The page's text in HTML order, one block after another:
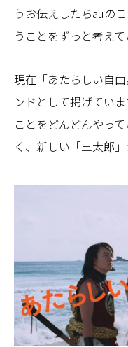
うお伝えしたらauの
うことをずっと考えて
現在「あたらしい自
ンドとして掲げてい
ことをどんどんやっ
く、新しい「三太郎